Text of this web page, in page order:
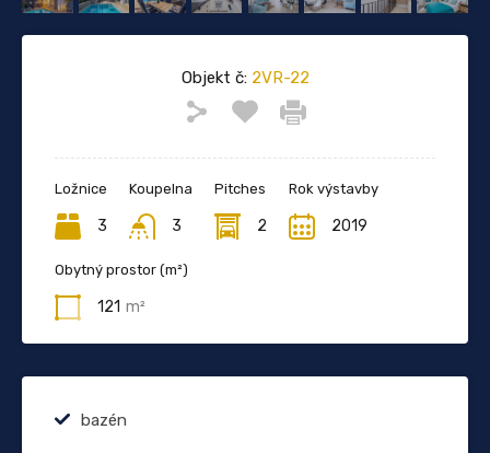
Objekt č:2VR-22
Ložnice
3
Koupelna
3
Pitches
2
Rok výstavby
2019
Obytný prostor (m²)
121 m²
bazén